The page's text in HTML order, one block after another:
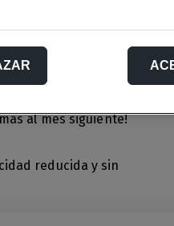
al mes siguiente!
reducida y sin